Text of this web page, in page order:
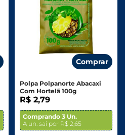
Comprar
Polpa Polpanorte Abacaxi
Com Hortelã 100g
R$ 2,79
Comprando 3 Un.
A un. sai por R$ 2,65